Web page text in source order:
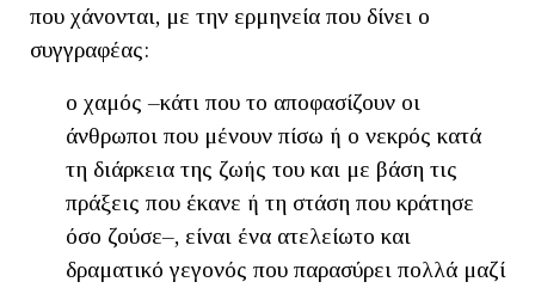
που χάνονται, με την ερμηνεία που δίνει ο
συγγραφέας:
ο χαμός –κάτι που το αποφασίζουν οι
άνθρωποι που μένουν πίσω ή ο νεκρός κατά
τη διάρκεια της ζωής του και με βάση τις
πράξεις που έκανε ή τη στάση που κράτησε
όσο ζούσε–, είναι ένα ατελείωτο και
δραματικό γεγονός που παρασύρει πολλά μαζί